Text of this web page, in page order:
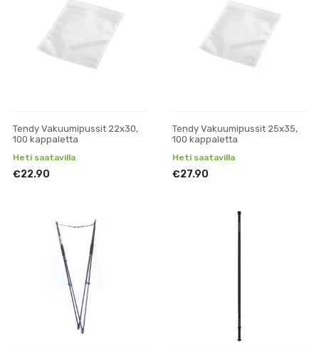
Tendy Vakuumipussit 22x30,
100 kappaletta
Heti saatavilla
€22.90
Tendy Vakuumipussit 25x35,
100 kappaletta
Heti saatavilla
€27.90